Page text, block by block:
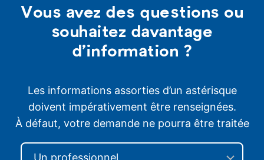
Vous avez des questions ou
souhaitez davantage
d’information ?
Les informations assorties d’un astérisque
doivent impérativement être renseignées.
À défaut, votre demande ne pourra être traitée